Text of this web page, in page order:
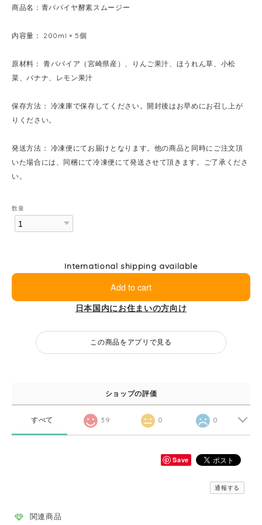
商品名：青パパイヤ酵素スムージー
内容量： 200ml × 5個
原材料： 青パパイア（宮崎県産）、りんご果汁、ほうれん草、小松
菜、バナナ、レモン果汁
保存方法： 冷凍庫で保存してください。開封後はお早めにお召し上が
りください。
発送方法： 冷凍便にてお届けとなります。他の商品と同時にご注文頂
いた場合には、同梱にて冷凍便にて発送させて頂きます。ご了承くださ
い。
数量
International shipping available
Add to cart
日本国内にお住まいの方向け
この商品をアプリで見る
ショップの評価
すべて 39 0 0
Save
通報する
関連商品